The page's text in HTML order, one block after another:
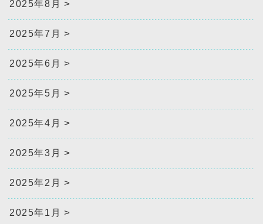
2025年8月
2025年7月
2025年6月
2025年5月
2025年4月
2025年3月
2025年2月
2025年1月